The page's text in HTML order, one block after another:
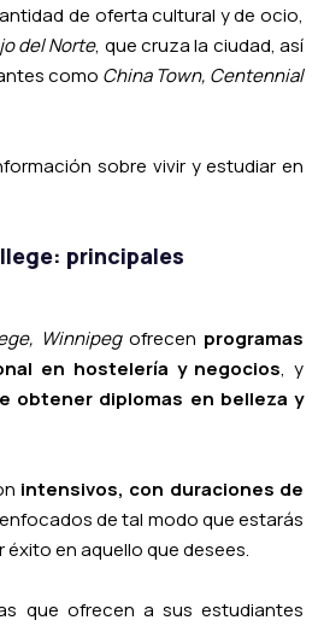
de oferta cultural y de ocio,
del Norte, que cruza la ciudad, así
como China Town, Centennial
sobre vivir y estudiar en
principales
Winnipegofrecen programas
en hostelería y negocios, y
obtener diplomas en belleza y
intensivos, con duraciones de
de tal modo que estarás
en aquello que desees.
que ofrecen a sus estudiantes